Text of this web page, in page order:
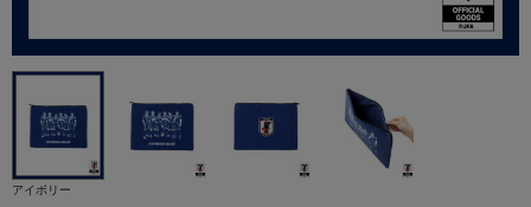
アイボリー